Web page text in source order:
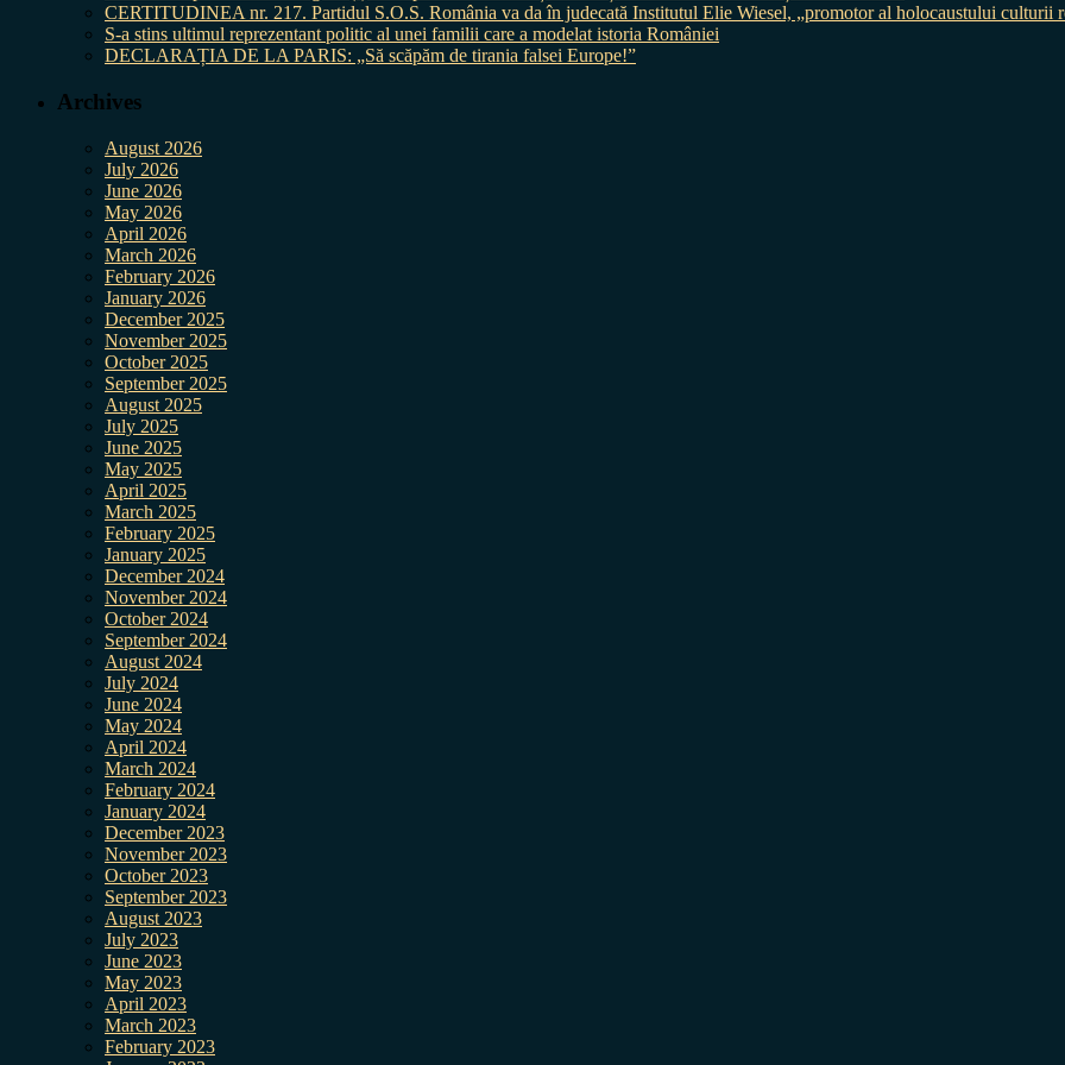
CERTITUDINEA nr. 217. Partidul S.O.S. România va da în judecată Institutul Elie Wiesel, „promotor al holocaustului culturii
S-a stins ultimul reprezentant politic al unei familii care a modelat istoria României
DECLARAȚIA DE LA PARIS: „Să scăpăm de tirania falsei Europe!”
Archives
August 2026
July 2026
June 2026
May 2026
April 2026
March 2026
February 2026
January 2026
December 2025
November 2025
October 2025
September 2025
August 2025
July 2025
June 2025
May 2025
April 2025
March 2025
February 2025
January 2025
December 2024
November 2024
October 2024
September 2024
August 2024
July 2024
June 2024
May 2024
April 2024
March 2024
February 2024
January 2024
December 2023
November 2023
October 2023
September 2023
August 2023
July 2023
June 2023
May 2023
April 2023
March 2023
February 2023